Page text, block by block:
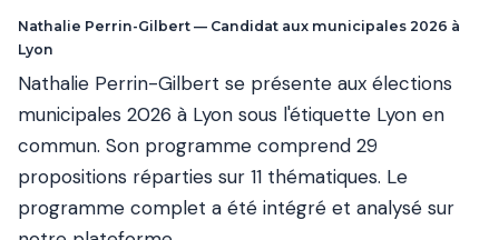
Nathalie Perrin-Gilbert — Candidat aux municipales 2026 à
Lyon
Nathalie Perrin-Gilbert se présente aux élections
municipales 2026 à Lyon sous l'étiquette Lyon en
commun. Son programme comprend 29
propositions réparties sur 11 thématiques. Le
programme complet a été intégré et analysé sur